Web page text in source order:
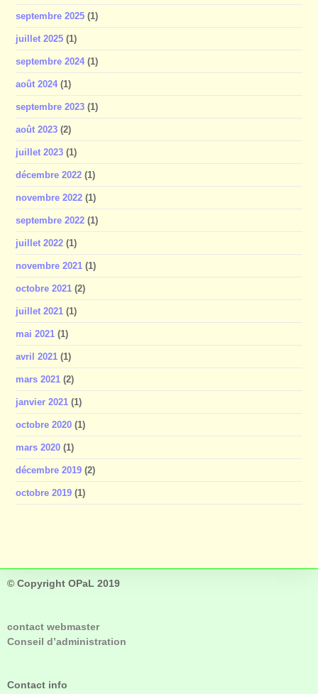
septembre 2025 (1)
juillet 2025 (1)
septembre 2024 (1)
août 2024 (1)
septembre 2023 (1)
août 2023 (2)
juillet 2023 (1)
décembre 2022 (1)
novembre 2022 (1)
septembre 2022 (1)
juillet 2022 (1)
novembre 2021 (1)
octobre 2021 (2)
juillet 2021 (1)
mai 2021 (1)
avril 2021 (1)
mars 2021 (2)
janvier 2021 (1)
octobre 2020 (1)
mars 2020 (1)
décembre 2019 (2)
octobre 2019 (1)
© Copyright OPaL 2019
contact webmaster
Conseil d’administration
Contact info